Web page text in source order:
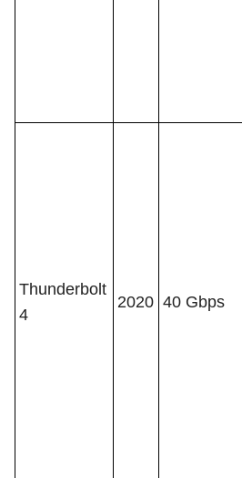
Thunderbolt
4
2020 40 Gbps